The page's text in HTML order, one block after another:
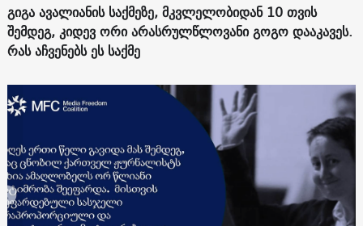
გიგა ავალიანის საქმეზე, მკვლელობიდან 10 თვის
შემდეგ, კიდევ ორი არასრულწლოვანი გოგო დააკავეს.
რას აჩვენებს ეს საქმე